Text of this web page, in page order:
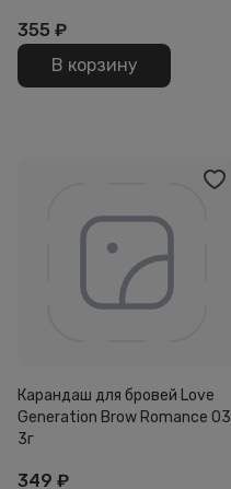
355 ₽
В корзину
Карандаш для бровей Love
Generation Brow Romance 03
3г
349 ₽